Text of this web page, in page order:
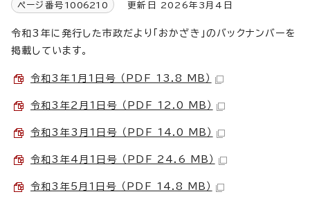
ページ番号 1006210 更新日 2026年3月4日
令和3年に発行した市政だより「おかざき」のバックナンバーを
掲載しています。
令和3年1月1日号 （PDF 13.8 MB）
令和3年2月1日号 （PDF 12.0 MB）
令和3年3月1日号 （PDF 14.0 MB）
令和3年4月1日号 （PDF 24.6 MB）
令和3年5月1日号 （PDF 14.8 MB）